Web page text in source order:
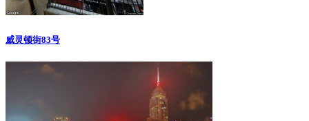
威灵顿街83号